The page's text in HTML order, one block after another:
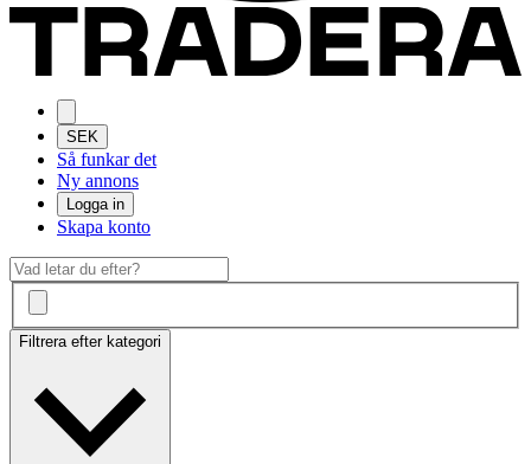
SEK
Så funkar det
Ny annons
Logga in
Skapa konto
Filtrera efter kategori